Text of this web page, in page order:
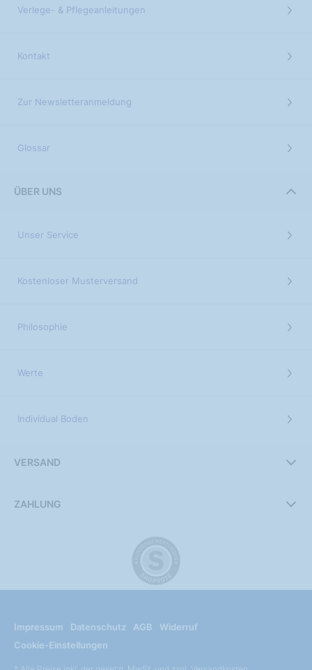
Verlege- & Pflegeanleitungen
Kontakt
Zur Newsletteranmeldung
Glossar
ÜBER UNS
Unser Service
Kostenloser Musterversand
Philosophie
Werte
Individual Boden
VERSAND
ZAHLUNG
Impressum Datenschutz AGB
Widerruf
Cookie-Einstellungen